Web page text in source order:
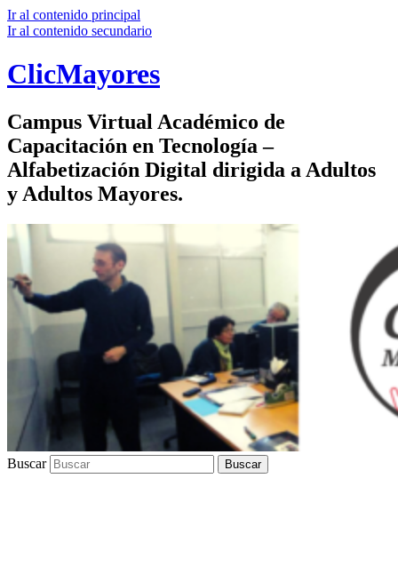
Ir al contenido principal
Ir al contenido secundario
ClicMayores
Campus Virtual Académico de
Capacitación en Tecnología –
Alfabetización Digital dirigida a Adultos
y Adultos Mayores.
Buscar